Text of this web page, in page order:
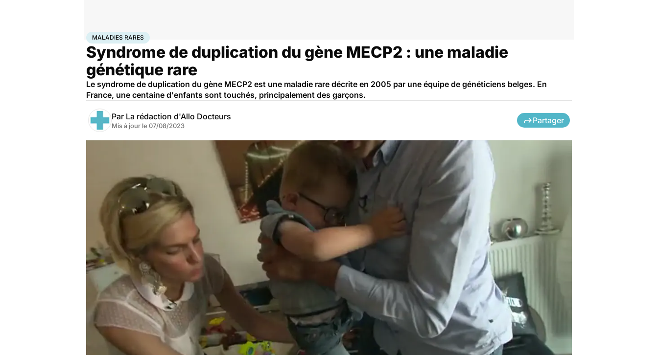
AccueilSanté Maladies Maladies rares
MALADIES RARES
Syndrome de duplication du gène MECP2 : une maladie
génétique rare
Le syndrome de duplication du gène MECP2 est une maladie rare décrite en 2005 par une équipe de généticiens belges. En
France, une centaine d'enfants sont touchés, principalement des garçons.
Par La rédaction d'Allo Docteurs
Mis à jour le 07/08/2023
Partager